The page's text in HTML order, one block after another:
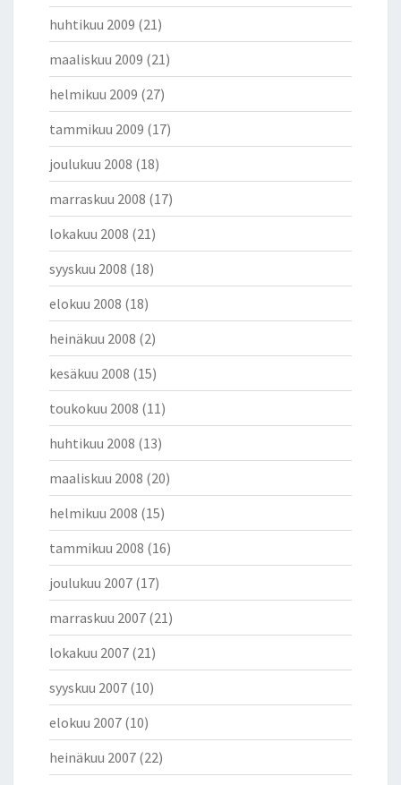
huhtikuu 2009 (21)
maaliskuu 2009 (21)
helmikuu 2009 (27)
tammikuu 2009 (17)
joulukuu 2008 (18)
marraskuu 2008 (17)
lokakuu 2008 (21)
syyskuu 2008 (18)
elokuu 2008 (18)
heinäkuu 2008 (2)
kesäkuu 2008 (15)
toukokuu 2008 (11)
huhtikuu 2008 (13)
maaliskuu 2008 (20)
helmikuu 2008 (15)
tammikuu 2008 (16)
joulukuu 2007 (17)
marraskuu 2007 (21)
lokakuu 2007 (21)
syyskuu 2007 (10)
elokuu 2007 (10)
heinäkuu 2007 (22)